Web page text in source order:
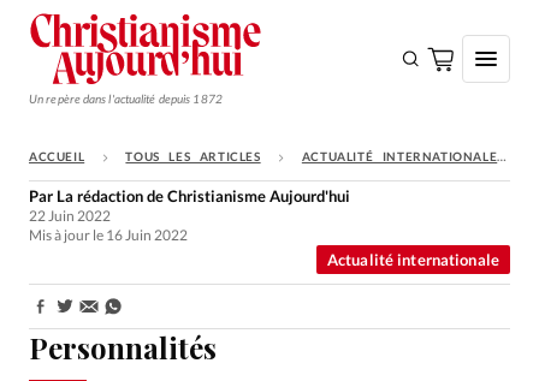
Un repère dans l'actualité depuis 1872
S'ABONNER
Monde
Opinions
Tous les articles
ACCUEIL TOUS LES ARTICLES ACTUALITÉ INTERNATIONALE
Personnalités
Actualité internationale
Par La rédaction de Christianisme Aujourd'hui
22 Juin 2022
Mis à jour le 16 Juin 2022
Partager: